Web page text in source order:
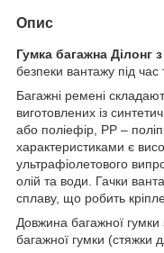
Опис
Гумка багажна Ділонг
безпеки вантажу під час
Багажні ремені
виготовлених із
або поліефір, PP –
характеристиками є
ультрафіолетового
олій та води. Гачки
сплаву, що робить
Довжина багажної
багажної гумки (стяжки